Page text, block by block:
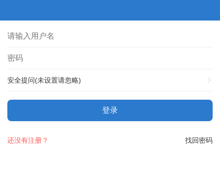
安全提问(未设置请忽略)
登录
找回密码
还没有注册？